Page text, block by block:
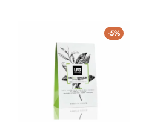
-5%